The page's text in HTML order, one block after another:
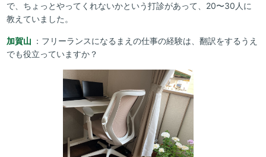
で、ちょっとやってくれないかという打診があって、20〜30人に
教えていました。
加賀山 ：フリーランスになるまえの仕事の経験は、翻訳をするうえ
でも役立っていますか？